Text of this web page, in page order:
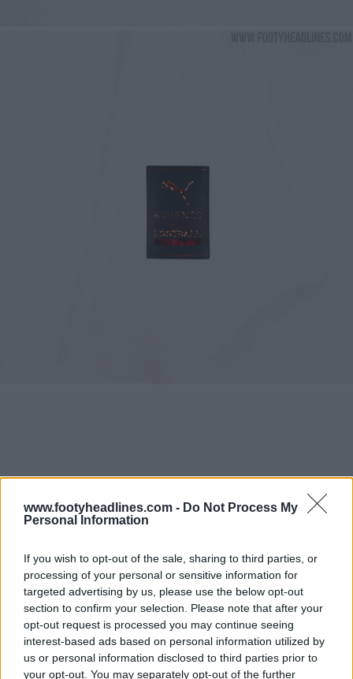
www.footyheadlines.com - Do Not Process My
Personal Information
If you wish to opt-out of the sale, sharing to third parties, or
processing of your personal or sensitive information for
targeted advertising by us, please use the below opt-out
section to confirm your selection. Please note that after your
opt-out request is processed you may continue seeing
interest-based ads based on personal information utilized by
us or personal information disclosed to third parties prior to
your opt-out. You may separately opt-out of the further